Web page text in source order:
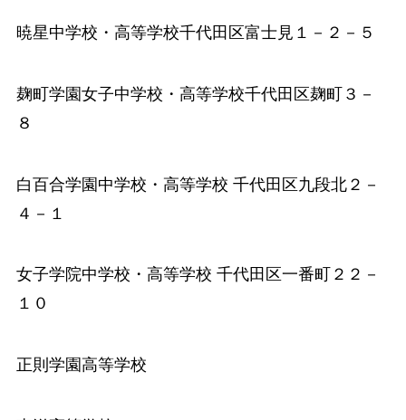
暁星中学校 ・高等学校千代田区富士見１－２－５
麹町学園女子中学校 ・高等学校千代田区麹町３－
８
白百合学園中学校 ・高等学校 千代田区九段北２－
４－１
女子学院中学校 ・高等学校 千代田区一番町２２－
１０
正則学園高等学校